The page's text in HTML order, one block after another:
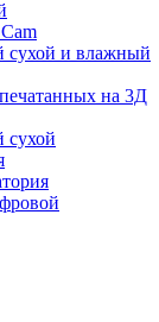
сухой и влажный
на 3Д
сухой